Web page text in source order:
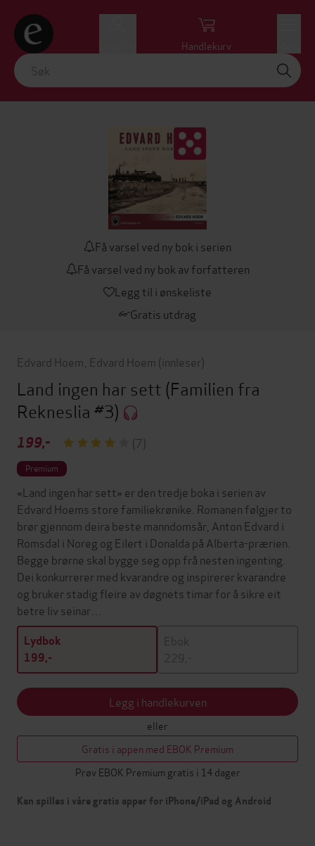
Handlekurv
Få varsel ved ny bok i serien
Få varsel ved ny bok av forfatteren
Legg til i ønskeliste
Gratis utdrag
Edvard Hoem Edvard Hoem (innleser)
Land ingen har sett (Familien fra
Rekneslia #3)
199,- (7)
Premium
«Land ingen har sett» er den tredje boka i serien av
Edvard Hoems store familiekrønike. Romanen følgjer to
brør gjennom deira beste manndomsår, Anton Edvard i
Romsdal i Noreg og Eilert i Donalda på Alberta-prærien.
Begge brørne skal bygge seg opp frå nesten ingenting.
Dei konkurrerer med kvarandre og inspirerer kvarandre
og bruker stadig fleire av døgnets timar for å sikre eit
betre liv seinar…
Lydbok
199,-
Ebok
229,-
Legg i handlekurven
eller
Gratis i appen med EBOK Premium
Prøv EBOK Premium gratis i 14 dager
Kan spilles i våre gratis apper for iPhone/iPad og Android